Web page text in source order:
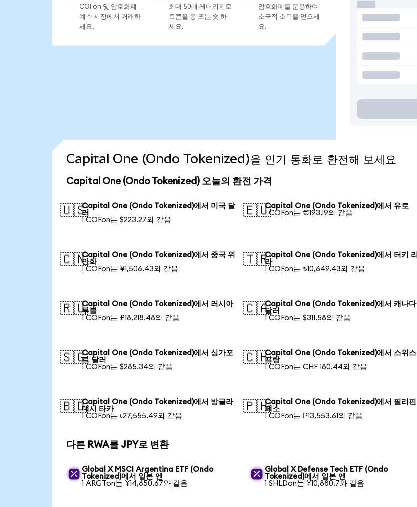
COFon 및 암호화폐
예측 시장에서 거래하
세요.
최대 50배 레버리지로
토큰을 롱 또는 숏 하
세요.
암호화폐를 운용하여
소극적 소득을 얻으세
요.
Capital One (Ondo Tokenized)을 인기 통화로 환전해 보세요
Capital One (Ondo Tokenized) 오늘의 환전 가격
🇺🇸Capital One (Ondo Tokenized)에서 미국 달
러
1 COFon는 $223.27와 같음
🇪🇺Capital One (Ondo Tokenized)에서 유로
1 COFon는 €193.19와 같음
🇨🇳Capital One (Ondo Tokenized)에서 중국 위
안화
1 COFon는 ¥1,506.43와 같음
🇹🇷Capital One (Ondo Tokenized)에서 터키 리
라
1 COFon는 ₺10,649.43와 같음
🇷🇺Capital One (Ondo Tokenized)에서 러시아
루블
1 COFon는 ₽18,218.48와 같음
🇨🇦Capital One (Ondo Tokenized)에서 캐나다
달러
1 COFon는 $311.58와 같음
🇸🇬Capital One (Ondo Tokenized)에서 싱가포
르 달러
1 COFon는 $285.34와 같음
🇨🇭Capital One (Ondo Tokenized)에서 스위스
프랑
1 COFon는 CHF 180.44와 같음
🇧🇩Capital One (Ondo Tokenized)에서 방글라
데시 타카
1 COFon는 ৳27,555.49와 같음
🇵🇭Capital One (Ondo Tokenized)에서 필리핀
페소
1 COFon는 ₱13,553.61와 같음
다른 RWA를 JPY로 변환
Global X MSCI Argentina ETF (Ondo
Tokenized)에서 일본 엔
1 ARGTon는 ¥14,650.67와 같음
Global X Defense Tech ETF (Ondo
Tokenized)에서 일본 엔
1 SHLDon는 ¥10,880.7와 같음